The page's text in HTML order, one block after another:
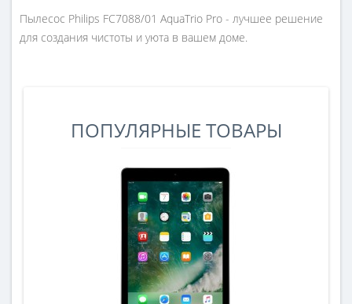
Пылесос Philips FC7088/01 AquaTrio Pro - лучшее решение
для создания чистоты и уюта в вашем доме.
ПОПУЛЯРНЫЕ ТОВАРЫ